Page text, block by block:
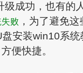
级成功，也有的
败 ，为了避免
安装win10系
便快捷。